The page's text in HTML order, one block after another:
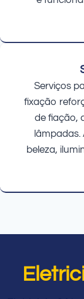
Serviços
fixação
de fiação,
beleza,